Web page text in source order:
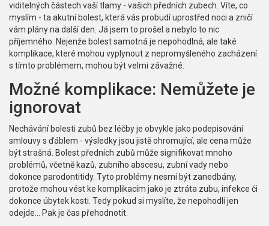
viditelných částech vaší tlamy - vašich předních zubech. Víte, co
myslím - ta akutní bolest, která vás probudí uprostřed noci a zničí
vám plány na další den. Já jsem to prošel a nebylo to nic
příjemného. Nejenže bolest samotná je nepohodlná, ale také
komplikace, které mohou vyplynout z nepromyšleného zacházení
s tímto problémem, mohou být velmi závažné.
Možné komplikace: Nemůžete je
ignorovat
Nechávání bolesti zubů bez léčby je obvykle jako podepisování
smlouvy s ďáblem - výsledky jsou jistě ohromující, ale cena může
být strašná. Bolest předních zubů může signifikovat mnoho
problémů, včetně kazů, zubního abscesu, zubní vady nebo
dokonce parodontitidy. Tyto problémy nesmí být zanedbány,
protože mohou vést ke komplikacím jako je ztráta zubu, infekce či
dokonce úbytek kosti. Tedy pokud si myslíte, že nepohodlí jen
odejde... Pak je čas přehodnotit.